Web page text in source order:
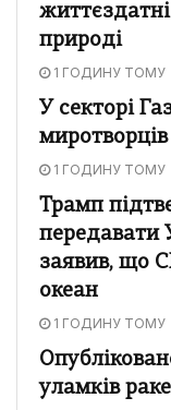
природі
1 ГОДИНУ ТОМУ
У секторі
1 ГОДИНУ ТОМУ
Трамп
передавати
заявив, що
океан
1 ГОДИНУ ТОМУ
уламків